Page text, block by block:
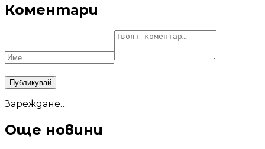
Коментари
Публикувай
Зареждане…
Още новини